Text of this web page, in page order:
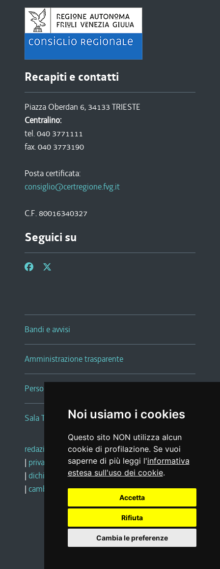
Noi usiamo i cookies
Questo sito NON utilizza alcun
cookie di profilazione. Se vuoi
saperne di più leggi l'informativa
estesa sull'uso dei cookie.
Accetta
Rifiuta
Cambia le preferenze
Recapiti e contatti
Piazza Oberdan 6, 34133 TRIESTE
Centralino:
tel. 040 3771111
fax. 040 3773190
Posta certificata:
consiglio@certregione.fvg.it
C.F. 80016340327
Seguici su
Bandi e avvisi
Amministrazione trasparente
Persone e Uffici
Sala Tiziano Tessitori
redazione web |note legali |glossario
| privacy
social media policy
| dichiarazione di accessibilità |feedback
| cambio preferenze cookie
Realizzato da